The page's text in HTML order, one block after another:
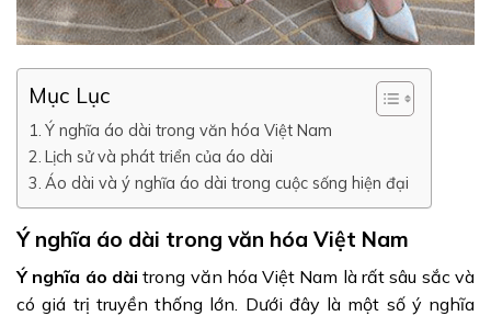
Mục Lục
Ý nghĩa áo dài trong văn hóa Việt Nam
Lịch sử và phát triển của áo dài
Áo dài và ý nghĩa áo dài trong cuộc sống hiện đại
Ý nghĩa áo dài trong văn hóa Việt Nam
Ý nghĩa áo dài trong văn hóa Việt Nam là rất sâu sắc và
có giá trị truyền thống lớn. Dưới đây là một số ý nghĩa